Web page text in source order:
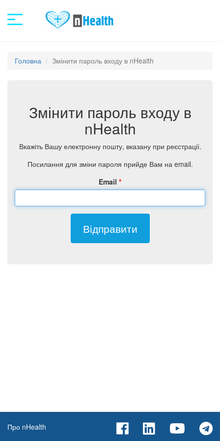
Головна Змінити пароль входу в nHealth
Змінити пароль входу в
nHealth
Вкажіть Вашу електронну пошту, вказану при реєстрації.
Посилання для зміни пароля прийде Вам на email.
Email
Відправити
Про nHealth